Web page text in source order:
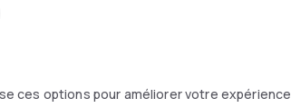
ces options pour améliorer votre expérience